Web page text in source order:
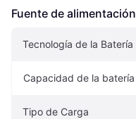
Fuente de alimentación
Tecnología de la Batería
Capacidad de la batería
Tipo de Carga